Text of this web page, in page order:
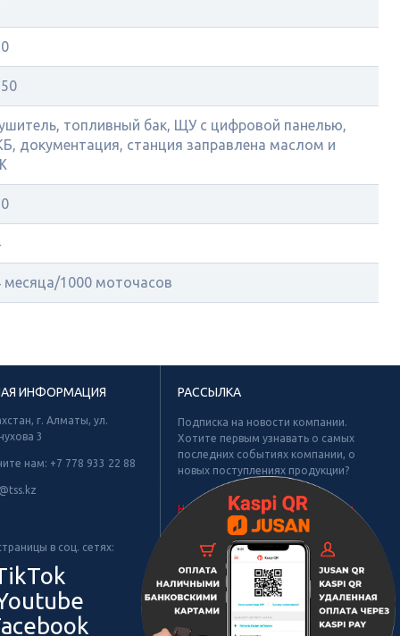
топливный бак, ЩУ с цифровой панелью,
документация, станция заправлена маслом и
месяца/1000 моточасов
ИНФОРМАЦИЯ
г. Алматы, ул.
3
нам: +7 778 933 22 88
в соц. сетях:
РАССЫЛКА
Подписка на новости компании.
Хотите первым узнавать о самых
последних событиях компании, о
новых поступлениях продукции?
Не найдено рубрик для подписки.